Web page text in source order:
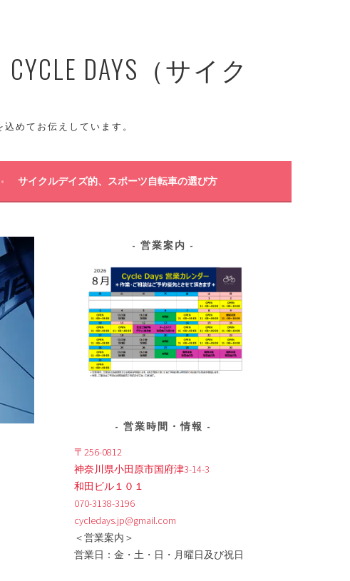
DAYS（サイク
めてお伝えしています。
サイクルデイズ的、スポーツ自転車の選び方
営業案内
営業時間・情報
〒256-0812
神奈川県小田原市国府津3-14-3
和田ビル１０１
070-3138-3196
cycledays.jp@gmail.com
＜営業案内＞
営業日：金・土・日・月曜日及び祝日